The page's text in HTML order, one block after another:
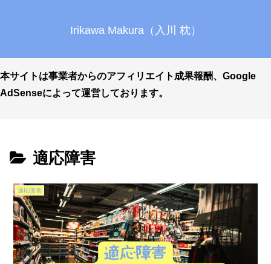
Irikawa Makura（入川 枕）
本サイトは事業者からのアフィリエイト成果報酬、Google
AdSenseによって運営しております。
適応障害
適応障害